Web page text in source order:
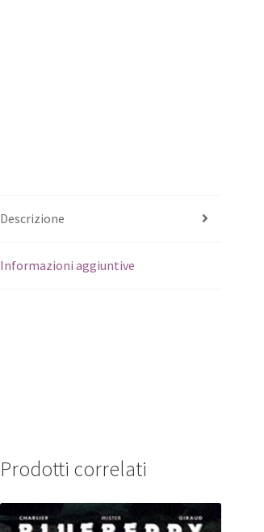
Descrizione
Informazioni aggiuntive
Prodotti correlati